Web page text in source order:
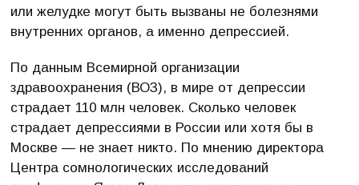
или желудке могут быть вызваны не болезнями
внутренних органов, а именно депрессией.
По данным Всемирной организации
здравоохранения (ВОЗ), в мире от депрессии
страдает 110 млн человек. Сколько человек
страдает депрессиями в России или хотя бы в
Москве — не знает никто. По мнению директора
Центра сомнологических исследований